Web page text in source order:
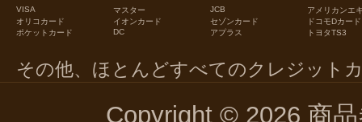
VISA マスター JCB
アメリカンエ
オリコカード
イオンカード セゾンカード
ドコモDカード
ポケットカード
DC アプラス トヨタTS3
その他、ほとんどすべてのクレジット
Copyright © 2026 商